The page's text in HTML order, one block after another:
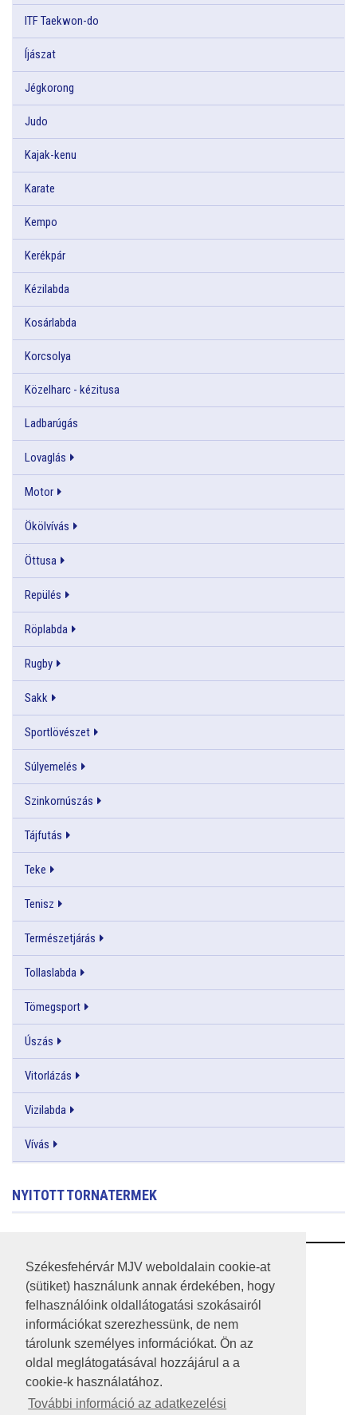
Székesfehérvár MJV weboldalain cookie-at
(sütiket) használunk annak érdekében, hogy
felhasználóink oldallátogatási szokásairól
információkat szerezhessünk, de nem
tárolunk személyes információkat. Ön az
oldal meglátogatásával hozzájárul a a
cookie-k használatához.
További információ az adatkezelési
ITF Taekwon-do
Íjászat
Jégkorong
Judo
Kajak-kenu
Karate
Kempo
Kerékpár
Kézilabda
Kosárlabda
Korcsolya
Közelharc - kézitusa
Ladbarúgás
Lovaglás
Motor
Ökölvívás
Öttusa
Repülés
Röplabda
Rugby
Sakk
Sportlövészet
Súlyemelés
Szinkornúszás
Tájfutás
Teke
Tenisz
Természetjárás
Tollaslabda
Tömegsport
Úszás
Vitorlázás
Vizilabda
Vívás
NYITOTT TORNATERMEK
RSS
A HONLAP 2017.03.31-I ÁLLAPOTA
JOGI NYILATKOZAT
IMPRESSZUM